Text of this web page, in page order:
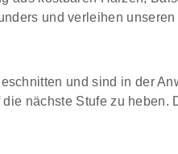
und verleihen
und sind in der
nächste Stufe zu heben.